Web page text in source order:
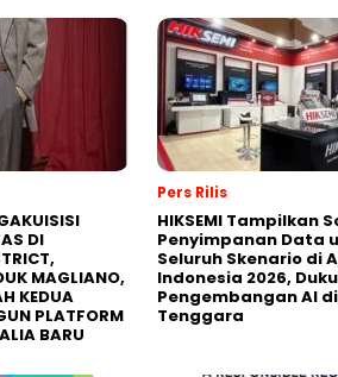
DI
MAGLIANO,
KEDUA
PLATFORM
BARU
Pers Rilis
HIKSEMI Tampilkan
Penyimpanan Data
Seluruh Skenario di
Indonesia 2026,
Pengembangan AI
Tenggara